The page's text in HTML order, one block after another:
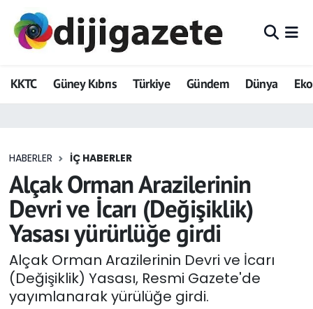
KKTC Güney Kıbrıs Türkiye Gündem Dünya
HABERLER İÇ HABERLER
Alçak Orman Arazilerinin
Devri ve İcarı (Değişiklik)
Yasası yürürlüğe girdi
Alçak Orman Arazilerinin Devri ve İcarı
(Değişiklik) Yasası, Resmi Gazete'de
yayımlanarak yürülüğe girdi.
ADVERTORIAL
Dijigazete
Eğitim
Ekonomi
Foto Galeri
GEZİ
Güncel
Hava Durumu
Trafik Durumu
Tüm Manşetler
Son Dakika Haberleri
Haber Arşivi